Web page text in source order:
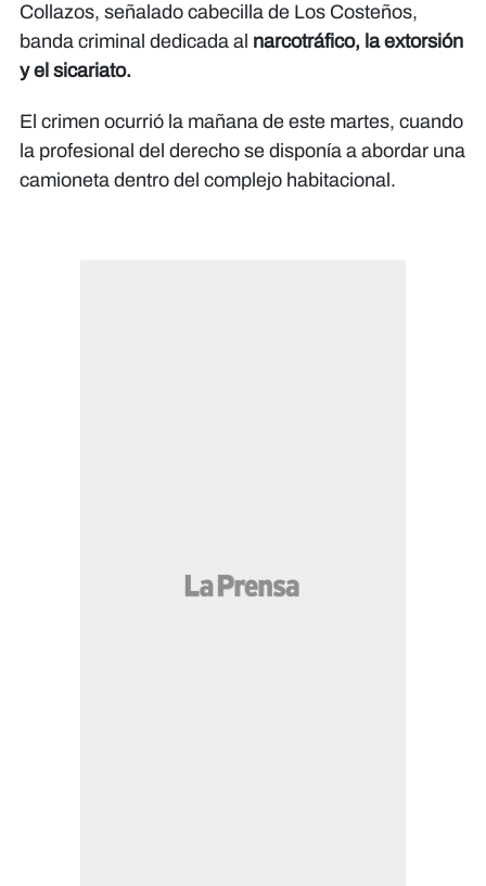
Collazos, señalado cabecilla de Los Costeños,
banda criminal dedicada al narcotráfico, la extorsión
y el sicariato.
El crimen ocurrió la mañana de este martes, cuando
la profesional del derecho se disponía a abordar una
camioneta dentro del complejo habitacional.